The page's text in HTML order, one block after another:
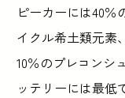
ピーカーには40％
イクル希土類元素
10％のプレコンシ
ッテリーには最低